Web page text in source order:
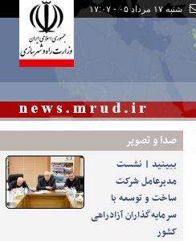
شنبه ۱۷ مرداد ۰۵ - ۱۷:۰۷
صدا و تصوير
ببینید | نشست
مدیرعامل شرکت
ساخت و توسعه با
سرمایه‌گذاران آزادراهی
کشور